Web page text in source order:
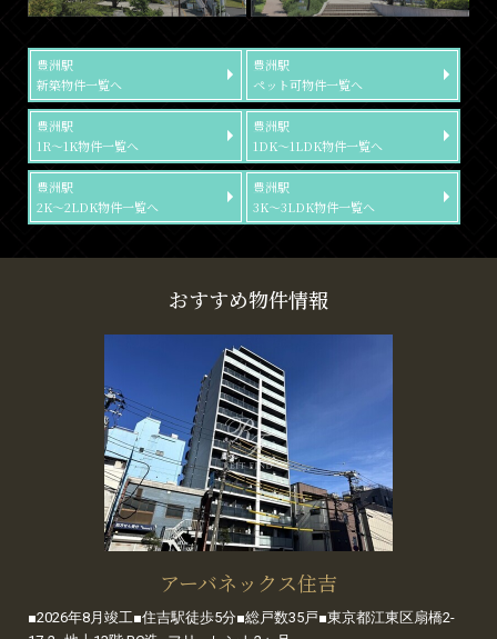
豊洲駅
新築物件一覧へ
豊洲駅
ペット可物件一覧へ
豊洲駅
1R～1K物件一覧へ
豊洲駅
1DK～1LDK物件一覧へ
豊洲駅
2K～2LDK物件一覧へ
豊洲駅
3K～3LDK物件一覧へ
おすすめ物件情報
アーバネックス住吉
■2026年8月竣工■住吉駅徒歩5分■総戸数35戸■東京都江東区扇橋2-